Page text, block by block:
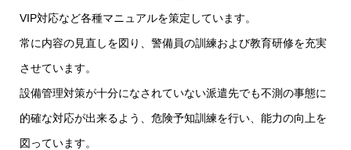
VIP対応など各種マニュアルを策定しています。
常に内容の見直しを図り、警備員の訓練および教育研修を充実
させています。
設備管理対策が十分になされていない派遣先でも不測の事態に
的確な対応が出来るよう、危険予知訓練を行い、能力の向上を
図っています。